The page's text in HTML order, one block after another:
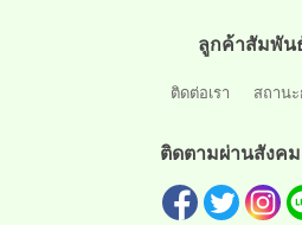
ลูกค้าสัมพัน
ติดต่อเรา สถาน
ติดตามผ่านสังค